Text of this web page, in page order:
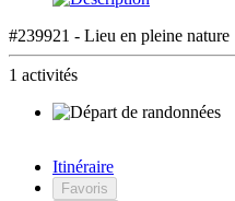
#239921 - Lieu en pleine nature
1 activités
Itinéraire
Favoris